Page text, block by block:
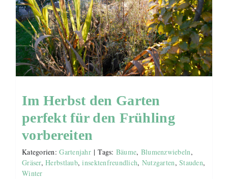
Im Herbst den Garten
perfekt für den Frühling
vorbereiten
Kategorien:Gartenjahr | Tags: Bäume, Blumenzwiebeln,
Gräser,Herbstlaub,insektenfreundlich, Nutzgarten,Stauden,
Winter